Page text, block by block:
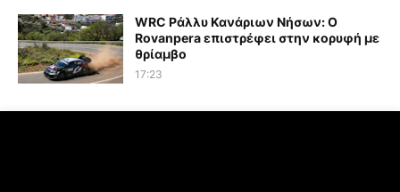
WRC Ράλλυ Κανάριων Νήσων: O
Rovanpera επιστρέφει στην κορυφή με
θρίαμβο
17:23